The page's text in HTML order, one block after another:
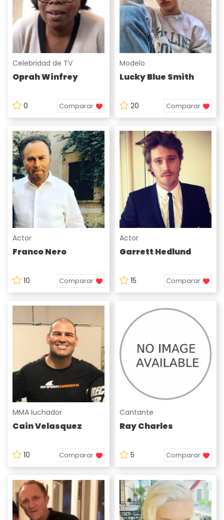
Celebridad de TV
Oprah Winfrey
0 Comparar
Modelo
Lucky Blue Smith
20 Comparar
Actor
Franco Nero
10 Comparar
Actor
Garrett Hedlund
15 Comparar
MMA luchador
Cain Velasquez
10 Comparar
Cantante
Ray Charles
5 Comparar